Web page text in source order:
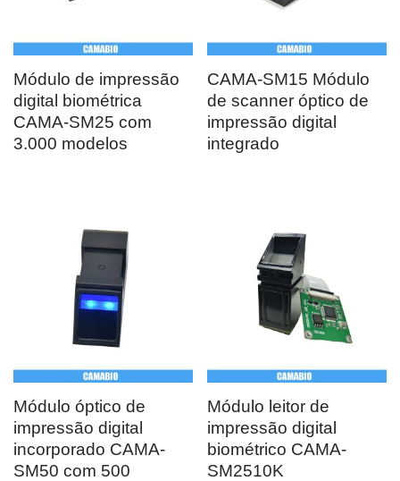
Módulo de impressão
digital biométrica
CAMA-SM25 com
3.000 modelos
CAMA-SM15 Módulo
de scanner óptico de
impressão digital
integrado
Módulo óptico de
impressão digital
incorporado CAMA-
SM50 com 500
Módulo leitor de
impressão digital
biométrico CAMA-
SM2510K